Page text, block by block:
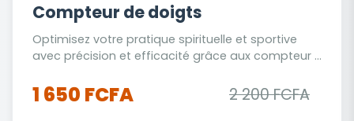
Compteur de doigts
Optimisez votre pratique spirituelle et sportive
avec précision et efficacité grâce aux compteur ...
1 650 FCFA 2 200 FCFA